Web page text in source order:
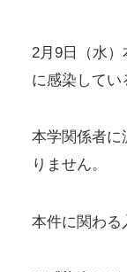
2月9日（水
に感染してい
本学関係者に
りません。
本件に関わる